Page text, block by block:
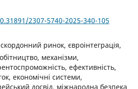
2307-5740-2025-340-105
ринок, євроінтеграція,
механізми,
ефективність,
економічні системи,
досвід, міжнародна безпека